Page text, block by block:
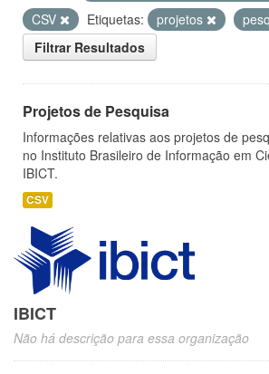
CSV
Etiquetas: projetos
Filtrar Resultados
Projetos de Pesquisa
Informações relativas aos projetos de
no Instituto Brasileiro de Informação em
IBICT.
CSV
IBICT
Não há descrição para essa organização